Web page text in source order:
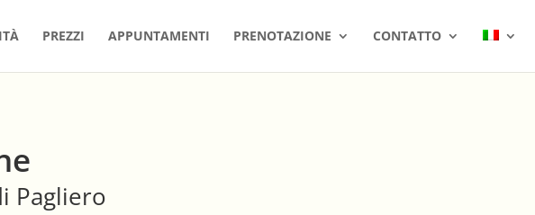
PREZZI APPUNTAMENTI PRENOTAZIONE CONTATTO
Pagliero